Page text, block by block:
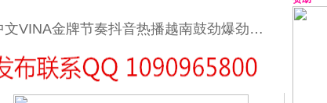
DJ大宝-全中文VINA金牌节奏抖音热播越南鼓劲爆劲曲ElectronicS慢摇大碟